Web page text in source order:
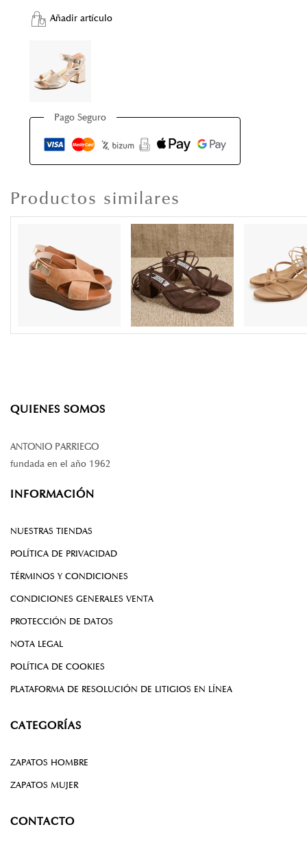
Añadir artículo
Pago Seguro
Productos similares
QUIENES SOMOS
ANTONIO PARRIEGO
fundada en el año 1962
INFORMACIÓN
NUESTRAS TIENDAS
POLÍTICA DE PRIVACIDAD
TÉRMINOS Y CONDICIONES
CONDICIONES GENERALES VENTA
PROTECCIÓN DE DATOS
NOTA LEGAL
POLÍTICA DE COOKIES
PLATAFORMA DE RESOLUCIÓN DE LITIGIOS EN LÍNEA
CATEGORÍAS
ZAPATOS HOMBRE
ZAPATOS MUJER
CONTACTO